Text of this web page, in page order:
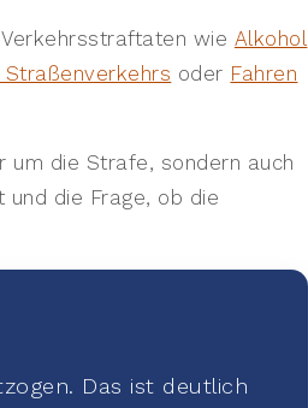
wie Alkohol
Straßenverkehrs oder Fahren
um die Strafe, sondern auch
die Frage, ob die
Das ist deutlich